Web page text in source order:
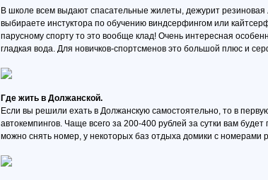
В школе всем выдают спасательные жилеты, дежурит резиновая
выбираете инстуктора по обучению виндсерфингом или
парусному спорту то это вообще клад! Очень интересная
гладкая вода. Для новичков-спортсменов это большой плюс и
Где жить в Должанской.
Если вы решили ехать в Должанскую самостоятельно, то в
автокемпингов. Чаще всего за 200-400 рублей за сутки вам
можно снять номер, у некоторых баз отдыха домики с номерами